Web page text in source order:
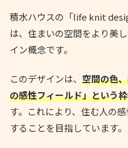
積水ハウスの「life knit
は、住まいの空間をより美
イン概念です。
このデザインは、 空間の色
の感性フィールド」という
す。これにより、住む人の
することを目指しています。